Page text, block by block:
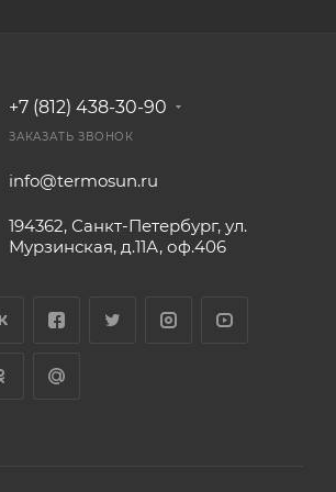
+7 (812) 438-30-90
ЗАКАЗАТЬ ЗВОНОК
info@termosun.ru
194362, Санкт-Петербург, ул.
Мурзинская, д.11А, оф.406